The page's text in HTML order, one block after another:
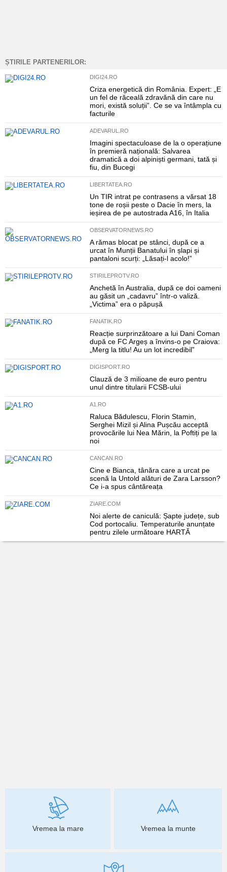
ȘTIRILE PARTENERILOR:
DIGI24.RO
Criza energetică din România. Expert: „E
un fel de răceală zdravănă din care nu
mori, există soluții”. Ce se va întâmpla cu
facturile
ADEVARUL.RO
Imagini spectaculoase de la o operațiune
în premieră națională: Salvarea
dramatică a doi alpiniști germani, tată și
fiu, din Bucegi
LIBERTATEA.RO
Un TIR intrat pe contrasens a vărsat 18
tone de roșii peste o Dacie în mers, la
ieșirea de pe autostrada A16, în Italia
OBSERVATORNEWS.RO
A rămas blocat pe stânci, după ce a
urcat în Munții Banatului în șlapi și
pantaloni scurți: „Lăsați-l acolo!”
STIRILEPROTV.RO
Anchetă în Australia, după ce doi oameni
au găsit un „cadavru” într-o valiză.
„Victima” era o păpușă
FANATIK.RO
Reacție surprinzătoare a lui Dani Coman
după ce FC Argeș a învins-o pe Craiova:
„Merg la titlu! Au un lot incredibil”
DIGISPORT.RO
Clauză de 3 milioane de euro pentru
unul dintre titularii FCSB-ului
A1.RO
Raluca Bădulescu, Florin Stamin,
Serghei Mizil și Alina Pușcău acceptă
provocările lui Nea Mărin, la Poftiți pe la
noi
CANCAN.RO
Cine e Bianca, tânăra care a urcat pe
scenă la Untold alături de Zara Larsson?
Ce i-a spus cântăreața
ZIARE.COM
Noi alerte de caniculă: Șapte județe, sub
Cod portocaliu. Temperaturile anunțate
pentru zilele următoare HARTĂ
Vremea la mare Vremea la munte